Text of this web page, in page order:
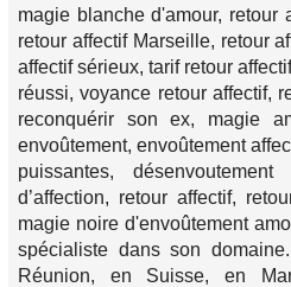
magie blanche d'amour, retour
retour affectif Marseille, retour
affectif sérieux, tarif retour
réussi, voyance retour affectif,
reconquérir son ex, magie
envoûtement, envoûtement
puissantes,
d’affection, retour affectif,
magie noire d'envoûtement
spécialiste dans son
Réunion, en Suisse, en